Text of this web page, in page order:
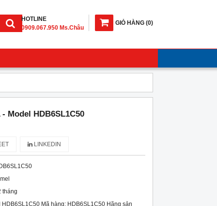
GIỎ HÀNG (0)
HOTLINE
0909.067.950 Ms.Châu
Model HDB6SL1C50
LINKEDIN
tháng
HDB6SL1C50 Mã hàng: HDB6SL1C50 Hãng sản